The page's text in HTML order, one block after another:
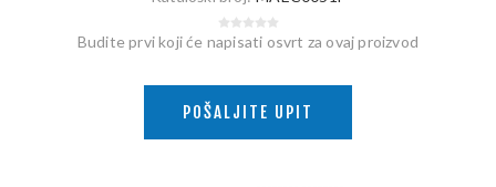
Budite prvi koji će napisati osvrt za ovaj proizvod
POŠALJITE UPIT